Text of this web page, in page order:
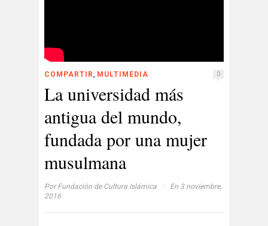
COMPARTIR, MULTIMEDIA 0
La universidad más
antigua del mundo,
fundada por una mujer
musulmana
Por Fundación de Cultura Islámica ·
En 3 noviembre,
2016